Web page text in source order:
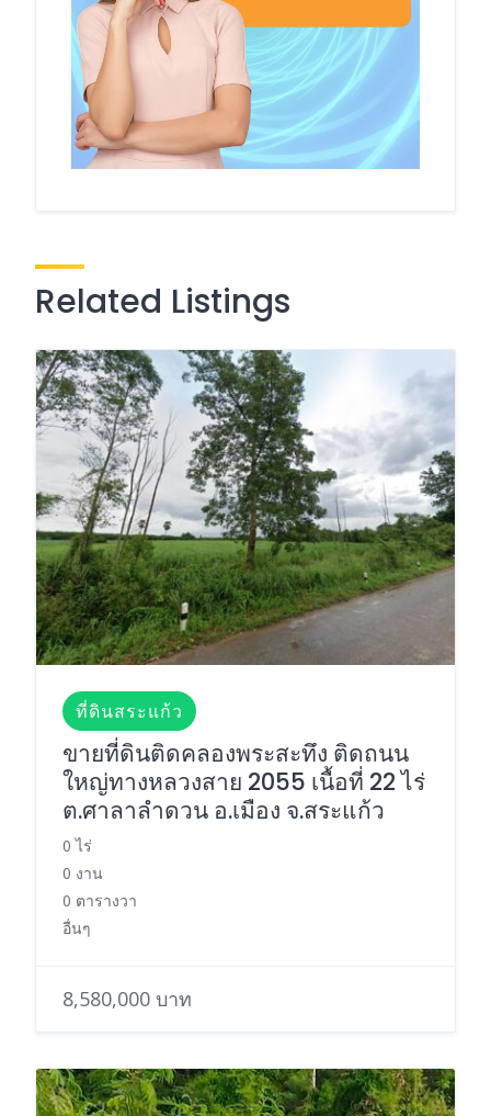
Related Listings
ที่ดินสระแก้ว
ขายที่ดินติดคลองพระสะทึง ติดถนน
ใหญ่ทางหลวงสาย 2055 เนื้อที่ 22 ไร่
ต.ศาลาลำดวน อ.เมือง จ.สระแก้ว
0 ไร่
0 งาน
0 ตารางวา
อื่นๆ
8,580,000 บาท